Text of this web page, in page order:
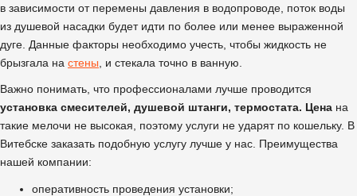
в зависимости от перемены давления в водопроводе, поток воды
из душевой насадки будет идти по более или менее выраженной
дуге. Данные факторы необходимо учесть, чтобы жидкость не
брызгала на стены , и стекала точно в ванную.
Важно понимать, что профессионалами лучше проводится
установка смесителей, душевой штанги, термостата. Цена на
такие мелочи не высокая, поэтому услуги не ударят по кошельку. В
Витебске заказать подобную услугу лучше у нас. Преимущества
нашей компании:
оперативность проведения установки;